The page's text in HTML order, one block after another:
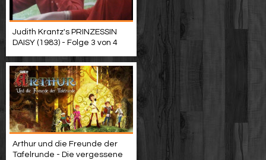
Judith Krantz's PRINZESSIN
DAISY (1983) - Folge 3 von 4
Arthur und die Freunde der
Tafelrunde - Die vergessene